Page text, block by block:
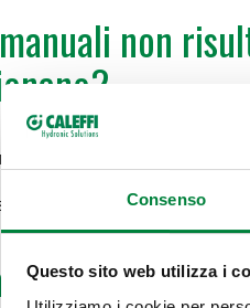
Consenso
Questo sito web utilizza i
non
gestire con flussaggi
va a bypassare il
elettronici, la loro logica